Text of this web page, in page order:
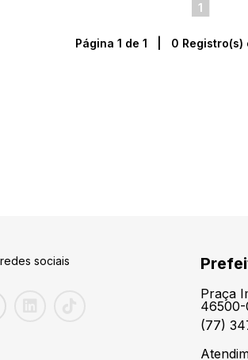
1
Página 1 de 1 | 0 Registro(s)
sociais
Praça
(77)